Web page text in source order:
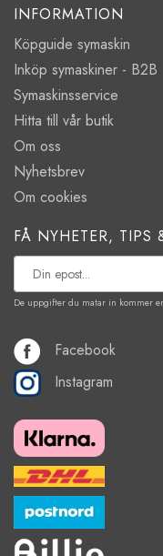
INFORMATION
Köpguide symaskin
Inköp symaskiner - B2B
Symaskinsservice
Hitta till vår butik
Om oss
Nyhetsbrev
Om cookies
FÅ NYHETER, TIPS
De uppgifter du matar in kommer
Facebook
Instagram